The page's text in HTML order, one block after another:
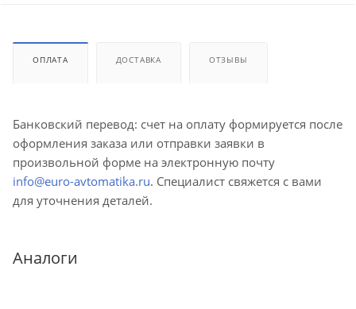
ОПЛАТА ДОСТАВКА ОТЗЫВЫ
Банковский перевод: счет на оплату формируется после
оформления заказа или отправки заявки в
произвольной форме на электронную почту
info@euro-avtomatika.ru. Специалист свяжется с вами
для уточнения деталей.
Аналоги